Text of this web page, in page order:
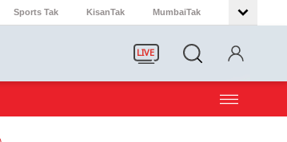
Sports Tak KisanTak MumbaiTak
LIVE